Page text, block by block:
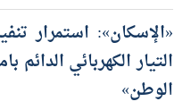
«الإسكان»: استمرار
التيار الكهربائي
الوطن»